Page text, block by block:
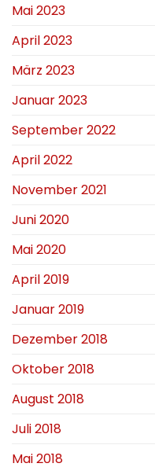
Mai 2023
April 2023
März 2023
Januar 2023
September 2022
April 2022
November 2021
Juni 2020
Mai 2020
April 2019
Januar 2019
Dezember 2018
Oktober 2018
August 2018
Juli 2018
Mai 2018